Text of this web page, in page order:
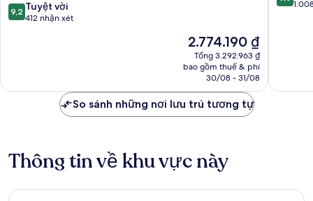
Resort
Patong
9.2
trên
xét
9,2 Tuyệt vời
412 nhận xét
Giá
hiện
tại
2.774.190 ₫
2.774.190 ₫
Tổng 3.292.963 ₫
bao gồm thuế & phí
30/08 - 31/08
Beach
trên
So sánh những nơi lưu trú tương tự
Thông tin về khu vực này